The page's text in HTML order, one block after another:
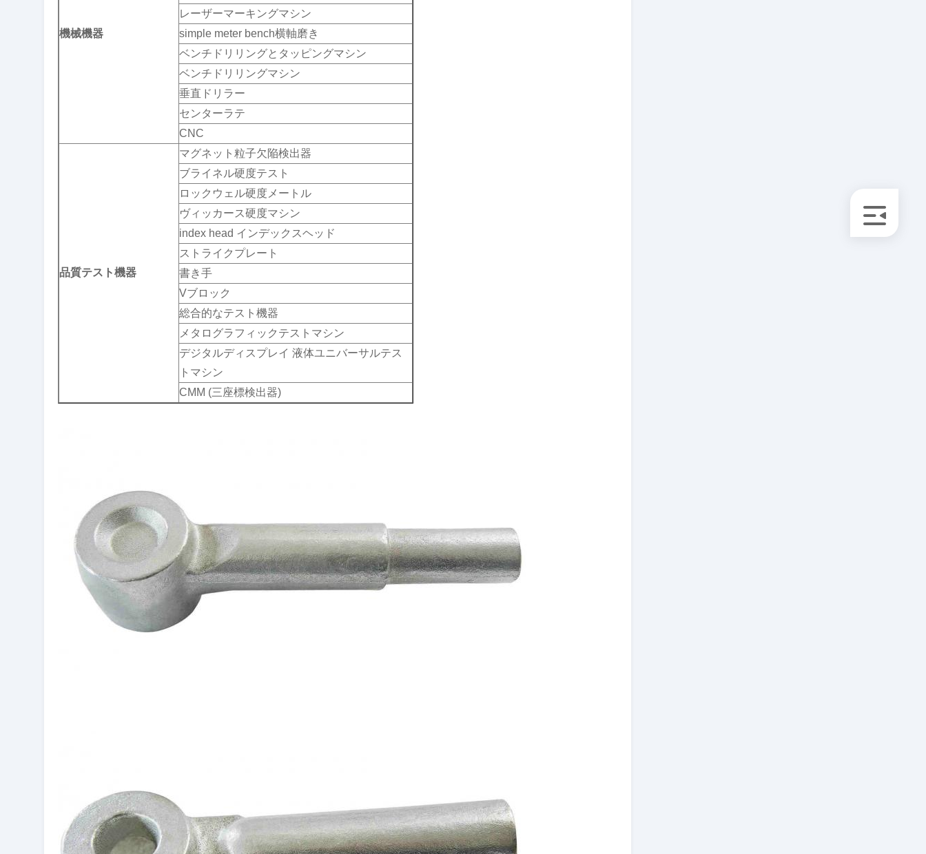
機械機器
レーザーマーキングマシン
simple meter bench横軸磨き
ベンチドリリングとタッピングマシン
ベンチドリリングマシン
垂直ドリラー
センターラテ
CNC
品質テスト機器
マグネット粒子欠陥検出器
ブライネル硬度テスト
ロックウェル硬度メートル
ヴィッカース硬度マシン
index head インデックスヘッド
ストライクプレート
書き手
Vブロック
総合的なテスト機器
メタログラフィックテストマシン
デジタルディスプレイ 液体ユニバーサルテス
トマシン
CMM (三座標検出器)